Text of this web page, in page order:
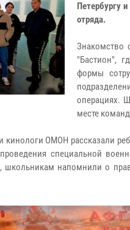
Петербургу
отряда.
Знакомство
"Бастион",
формы
операциях.
месте
кинологи ОМОН рассказали
специальной
школьникам напомнили о